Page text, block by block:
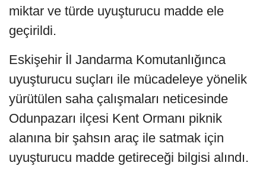
miktar ve türde uyuşturucu madde ele
geçirildi.
Eskişehir İl Jandarma Komutanlığınca
uyuşturucu suçları ile mücadeleye yönelik
yürütülen saha çalışmaları neticesinde
Odunpazarı ilçesi Kent Ormanı piknik
alanına bir şahsın araç ile satmak için
uyuşturucu madde getireceği bilgisi alındı.